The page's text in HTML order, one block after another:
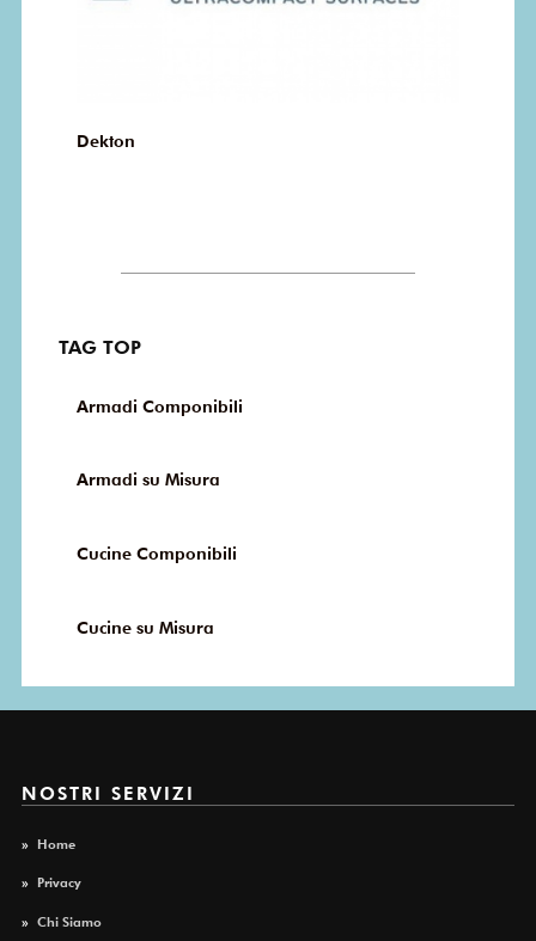
Dekton
TAG TOP
Armadi Componibili
Armadi su Misura
Cucine Componibili
Cucine su Misura
NOSTRI SERVIZI
» Privacy
Chi Siamo